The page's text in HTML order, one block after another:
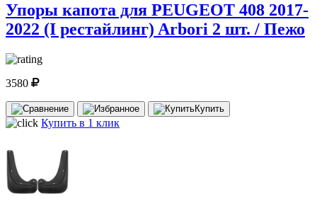
Упоры капота для PEUGEOT 408 2017-
2022 (I рестайлинг) Arbori 2 шт. / Пежо
3580
Купить
Купить в 1 клик